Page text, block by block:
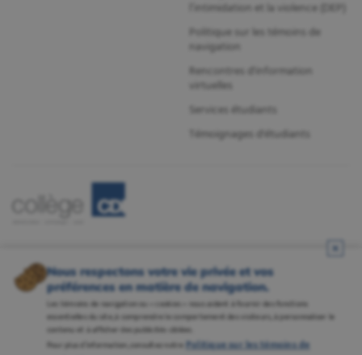
l’intimidation et la violence (DEP)
Politique sur les témoins de
navigation
Rencontres d'information
virtuelles
Services étudiants
Témoignages d'étudiants
Nous respectons votre vie privée et vos
préférences en matière de navigation.
Les témoins de navigation ou « cookies » nous aident à fournir des fonctions
essentielles du site, à comprendre le comportement des visiteurs, à personnaliser le
contenu et à afficher des publicités ciblées.
Pour plus d’information, consultez notre Politique sur les témoins de